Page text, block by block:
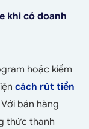
khi có doanh
hoặc kiếm
cách rút tiền
bán hàng
thức thanh